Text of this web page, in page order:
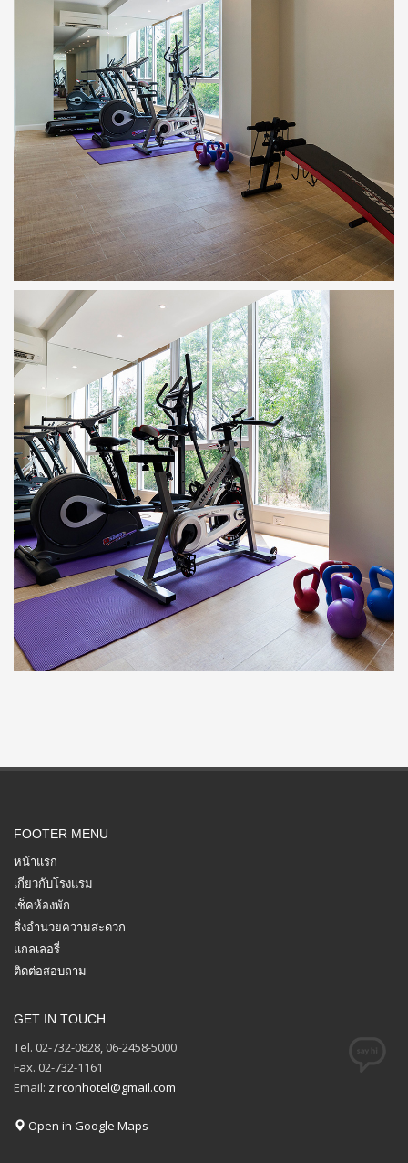
FOOTER MENU
หน้าแรก
เกี่ยวกับโรงแรม
เช็คห้องพัก
สิ่งอำนวยความสะดวก
แกลเลอรี่
ติดต่อสอบถาม
GET IN TOUCH
Tel. 02-732-0828, 06-2458-5000
Fax. 02-732-1161
Email: zirconhotel@gmail.com
Open in Google Maps